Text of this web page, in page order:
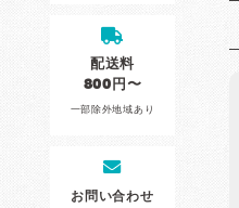
配送料
800円〜
一部除外地域あり
お問い合わせ